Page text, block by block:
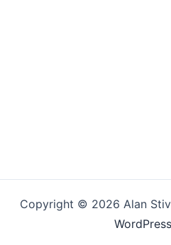
Copyright © 2026 Alan